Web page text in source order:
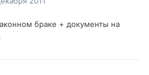
браке + документы на